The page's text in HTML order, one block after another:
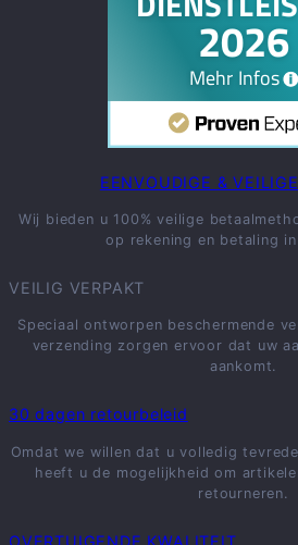
EENVOUDIGE &
Wij bieden u 100% veilige
op rekening en betaling
VEILIG VERPAKT
Speciaal ontworpen beschermende
verzending zorgen ervoor dat uw
aankomt.
30 dagen retourbeleid
Omdat we willen dat u volledig
heeft u de mogelijkheid om
retourneren.
OVERTUIGENDE KWALITEIT